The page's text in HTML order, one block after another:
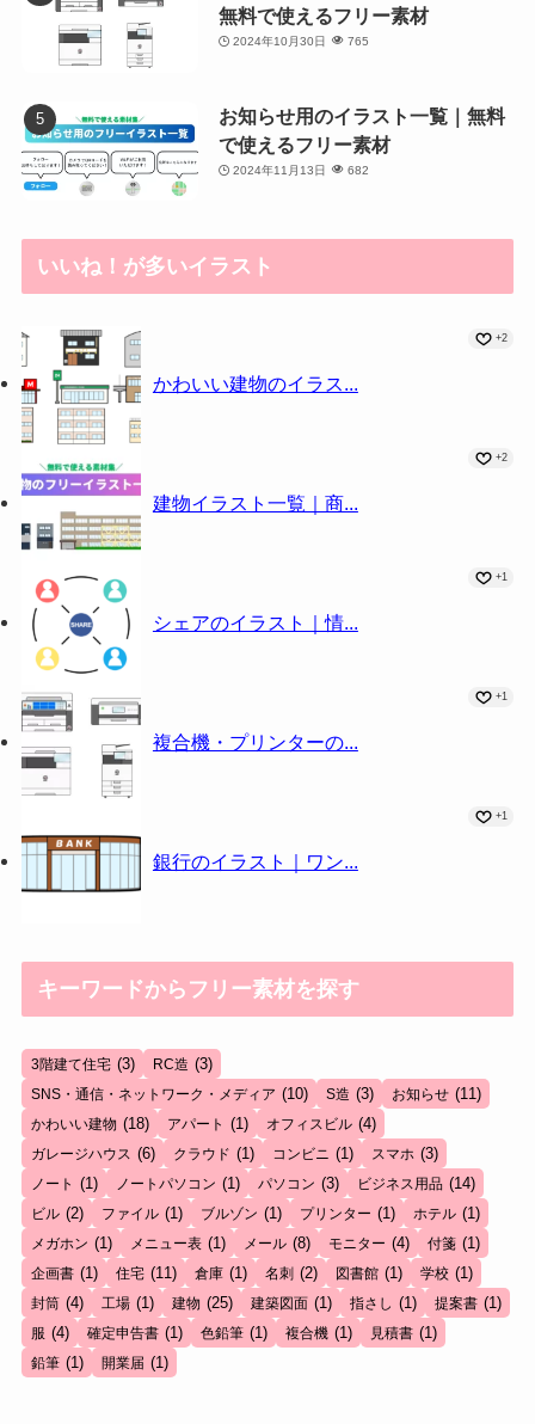
無料で使えるフリー素材
2024年10月30日 765
お知らせ用のイラスト一覧｜無料
で使えるフリー素材
2024年11月13日 682
いいね！が多いイラスト
かわいい建物のイラス...
+2
建物イラスト一覧｜商...
+2
シェアのイラスト｜情...
+1
複合機・プリンターの...
+1
銀行のイラスト｜ワン...
+1
キーワードからフリー素材を探す
3階建て住宅 (3) RC造 (3)
SNS・通信・ネットワーク・メディア (10) S造 (3) お知らせ (11)
かわいい建物 (18) アパート (1) オフィスビル (4)
ガレージハウス (6) クラウド (1) コンビニ (1) スマホ (3)
ノート (1) ノートパソコン (1) パソコン (3) ビジネス用品 (14)
ビル (2) ファイル (1) ブルゾン (1) プリンター (1) ホテル (1)
メガホン (1) メニュー表 (1) メール (8) モニター (4) 付箋 (1)
企画書 (1) 住宅 (11) 倉庫 (1) 名刺 (2) 図書館 (1) 学校 (1)
封筒 (4) 工場 (1) 建物 (25) 建築図面 (1) 指さし (1) 提案書 (1)
服 (4) 確定申告書 (1) 色鉛筆 (1) 複合機 (1) 見積書 (1)
鉛筆 (1) 開業届 (1)